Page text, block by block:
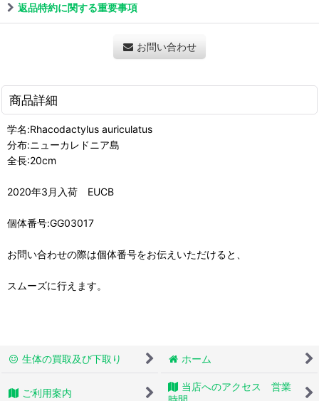
返品特約に関する重要事項
お問い合わせ
商品詳細
学名:Rhacodactylus auriculatus
分布:ニューカレドニア島
全長:20cm
2020年3月入荷 EUCB
個体番号:GG03017
お問い合わせの際は個体番号をお伝えいただけると、
スムーズに行えます。
生体の買取及び下取り ホーム
ご利用案内
当店へのアクセス 営業